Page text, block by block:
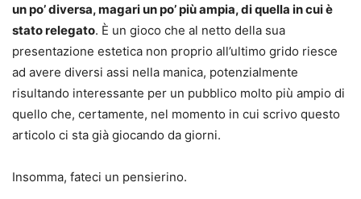
un po’ diversa, magari un po’ più ampia, di quella in cui è
stato relegato. È un gioco che al netto della sua
presentazione estetica non proprio all’ultimo grido riesce
ad avere diversi assi nella manica, potenzialmente
risultando interessante per un pubblico molto più ampio di
quello che, certamente, nel momento in cui scrivo questo
articolo ci sta già giocando da giorni.
Insomma, fateci un pensierino.